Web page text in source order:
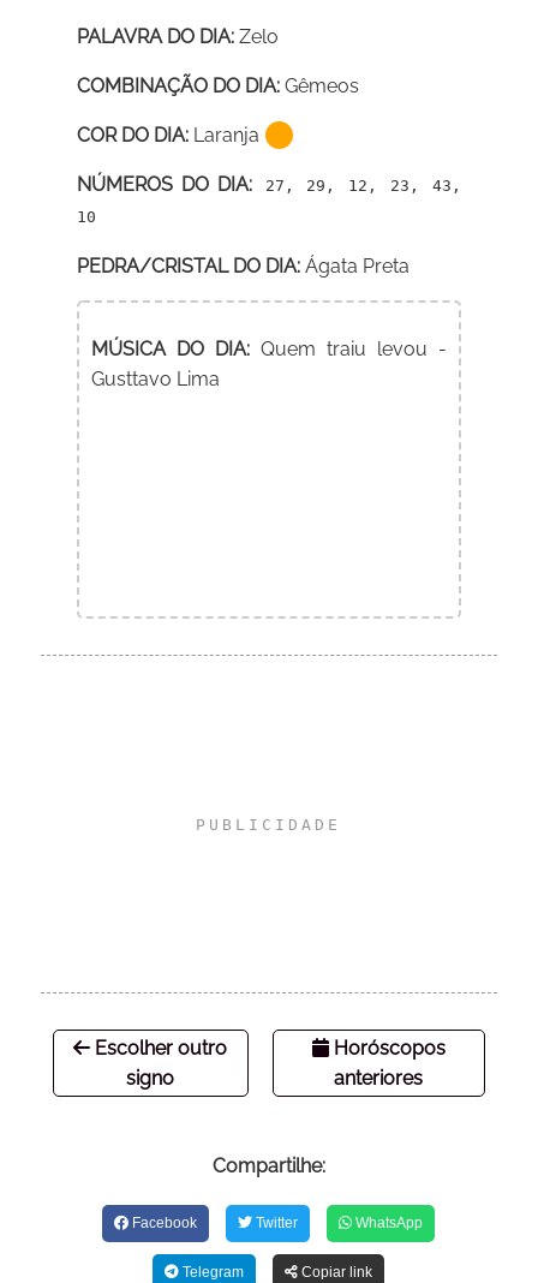
PALAVRA DO DIA: Zelo
COMBINAÇÃO DO DIA: Gêmeos
COR DO DIA: Laranja
NÚMEROS DO DIA:27, 29, 12, 23, 43,
10
PEDRA/CRISTAL DO DIA: Ágata Preta
MÚSICA DO DIA: Quem traiu levou -
Gusttavo Lima
Escolher outro
signo
Horóscopos
anteriores
Compartilhe:
Facebook Twitter WhatsApp
Telegram Copiar link